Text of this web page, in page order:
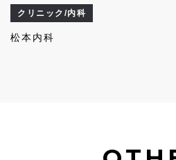
クリニック/内科
松本内科